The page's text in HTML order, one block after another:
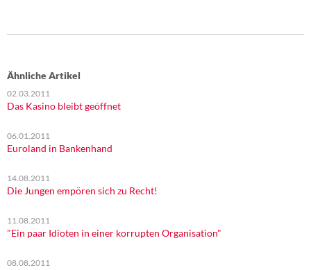
Memo-Gruppe
Rosa-Luxemburg-Stiftung
Über mich
Ähnliche Artikel
02.03.2011
Das Kasino bleibt geöffnet
06.01.2011
Euroland in Bankenhand
14.08.2011
Die Jungen empören sich zu Recht!
11.08.2011
"Ein paar Idioten in einer korrupten Organisation"
08.08.2011